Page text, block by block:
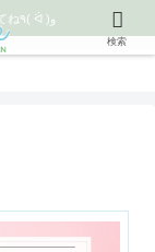
LINEの公式アカウント開設！友だち登録してね٩( ᐛ )و
検索